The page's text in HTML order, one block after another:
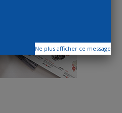
Ne plus afficher ce message